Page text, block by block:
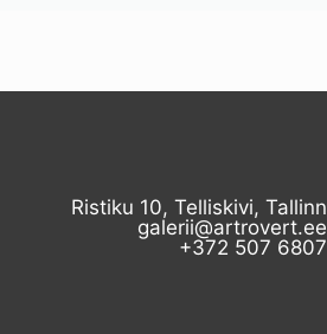
Ristiku 10, Telliskivi, Tallinn
galerii@artrovert.ee
+372 507 6807​